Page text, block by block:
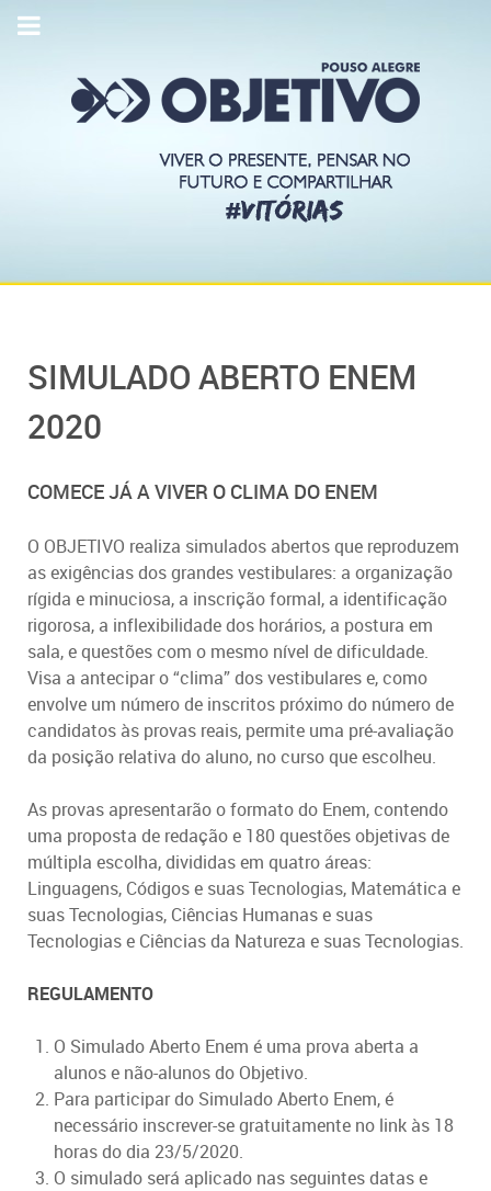
SIMULADO ABERTO ENEM
2020
COMECE JÁ A VIVER O CLIMA DO ENEM
O OBJETIVO realiza simulados abertos que reproduzem
as exigências dos grandes vestibulares: a organização
rígida e minuciosa, a inscrição formal, a identificação
rigorosa, a inflexibilidade dos horários, a postura em
sala, e questões com o mesmo nível de dificuldade.
Visa a antecipar o “clima” dos vestibulares e, como
envolve um número de inscritos próximo do número de
candidatos às provas reais, permite uma pré-avaliação
da posição relativa do aluno, no curso que escolheu.
As provas apresentarão o formato do Enem, contendo
uma proposta de redação e 180 questões objetivas de
múltipla escolha, divididas em quatro áreas:
Linguagens, Códigos e suas Tecnologias, Matemática e
suas Tecnologias, Ciências Humanas e suas
Tecnologias e Ciências da Natureza e suas Tecnologias.
REGULAMENTO
O Simulado Aberto Enem é uma prova aberta a
alunos e não-alunos do Objetivo.
Para participar do Simulado Aberto Enem, é
necessário inscrever-se gratuitamente no link às 18
horas do dia 23/5/2020.
O simulado será aplicado nas seguintes datas e